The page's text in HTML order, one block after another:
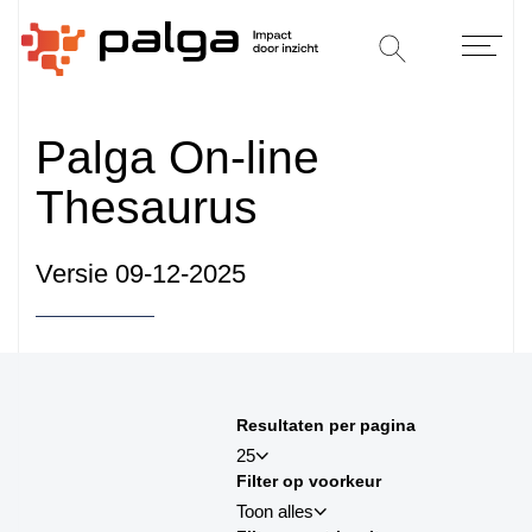
Palga On-line
Thesaurus
Versie 09-12-2025
Resultaten per pagina
25
25
Filter op voorkeur
Toon alles
sortby_title:desc
sortby_palga:asc